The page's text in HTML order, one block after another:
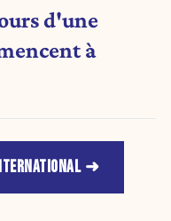
d'une
à